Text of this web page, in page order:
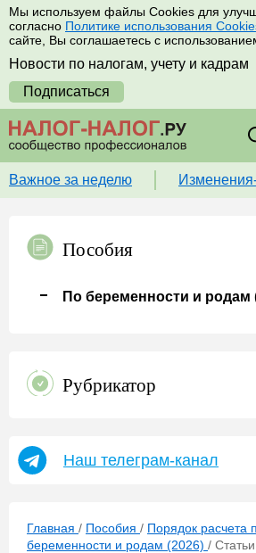
Мы используем файлы Cookies для
согласно Политике использования
сайте, Вы соглашаетесь с
Новости по налогам, учету и кадрам
Подписаться
Важное за неделю
Пособия
По беременности и родам
Рубрикатор
Наш телеграм-канал
Главная / Пособия / Порядок расчета
беременности и родам (2026) /